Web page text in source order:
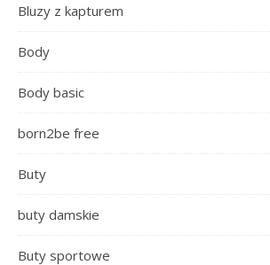
Bluzy z kapturem
Body
Body basic
born2be free
Buty
buty damskie
Buty sportowe